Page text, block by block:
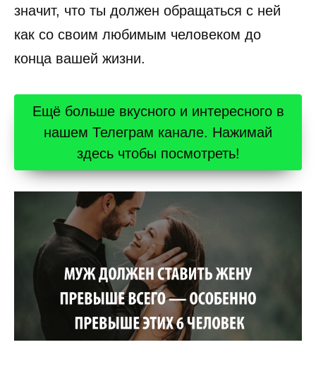
значит, что ты должен обращаться с ней
как со своим любимым человеком до
конца вашей жизни.
Ещё больше вкусного и интересного в
нашем Телеграм канале. Нажимай
здесь чтобы посмотреть!